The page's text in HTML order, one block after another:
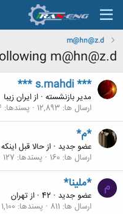
m@hn@z.d
m@hn@z.d
*** s.mahdi ***
مدیر بازنشسته · ازایران زیبا
ارسال ها 12,893 پسندها
*م*
عضو جدید · ازحالا قبل
ارسال ها 160 پسندها 127
م *ملینا*
عضو جدید ·
· ازتهران
ارسال ها 811 پسندها 1,100